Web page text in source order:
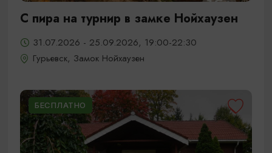
С пира на турнир в замке Нойхаузен
31.07.2026 - 25.09.2026, 19:00-22:30
Гурьевск, Замок Нойхаузен
БЕСПЛАТНО